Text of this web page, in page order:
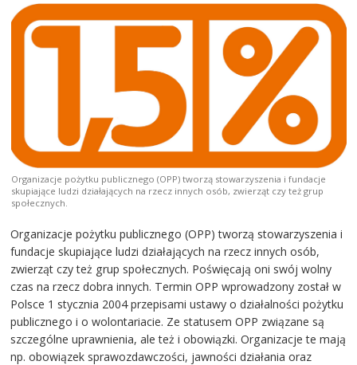
Organizacje pożytku publicznego (OPP) tworzą stowarzyszenia i fundacje
skupiające ludzi działających na rzecz innych osób, zwierząt czy też grup
społecznych.
Organizacje pożytku publicznego (OPP) tworzą stowarzyszenia i
fundacje skupiające ludzi działających na rzecz innych osób,
zwierząt czy też grup społecznych. Poświęcają oni swój wolny
czas na rzecz dobra innych. Termin OPP wprowadzony został w
Polsce 1 stycznia 2004 przepisami ustawy o działalności pożytku
publicznego i o wolontariacie. Ze statusem OPP związane są
szczególne uprawnienia, ale też i obowiązki. Organizacje te mają
np. obowiązek sprawozdawczości, jawności działania oraz